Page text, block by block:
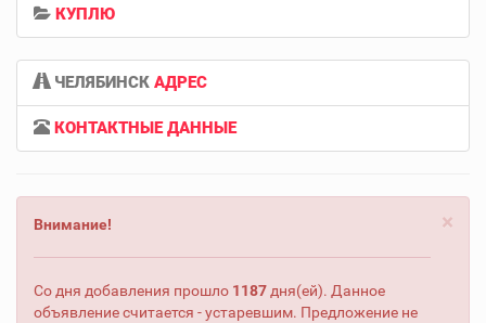
КУПЛЮ
ЧЕЛЯБИНСК АДРЕС
КОНТАКТНЫЕ ДАННЫЕ
×
Внимание!
Со дня добавления прошло 1187 дня(ей). Данное
объявление считается - устаревшим. Предложение не